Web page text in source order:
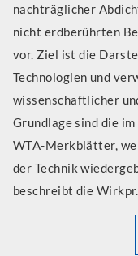
nachträglicher
nicht erdberührten
vor. Ziel ist die
Technologien und
wissenschaftlicher
Grundlage sind die
WTA-Merkblätter,
der Technik
beschreibt die